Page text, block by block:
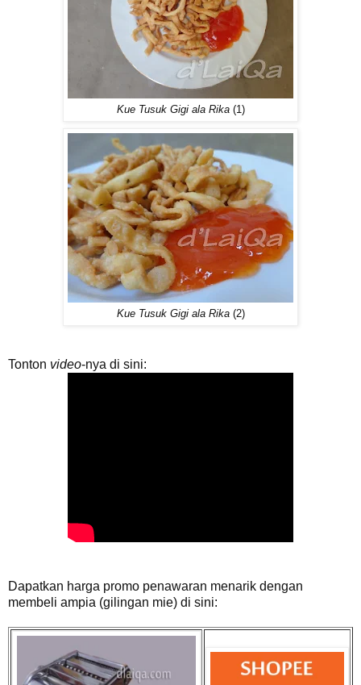
Kue Tusuk Gigi ala Rika(1)
Kue Tusuk Gigi ala Rika(2)
Tonton video-nya di sini:
Dapatkan harga promo penawaran menarik dengan
membeli ampia (gilingan mie) di sini: